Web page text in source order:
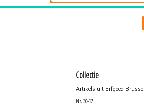
Geavanceerd
Collectie
Artikels uit Erfgoed Brussel
Nr. 30-17